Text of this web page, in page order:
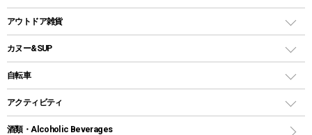
パラソル
テントアクセサリー
ペグ
グランドシート
ガイドロープ
ツール
鉄板、アミ
焚き火台&ストーブ
火起こし
クッカーセット
シェラカップ
クッキングツール
ナイフ
コップ付きタイプ
ワンタッチタイプ
プラスチックボトル
ディズニーボトル
クーラーバッグ
ウォータージャグ
保冷剤
アウトドアキャリー
アウトドア雑貨
バックパック&バッグ
リュック、バックパック
トートバッグ、サコッシュ
ショッピングキャリー
カヌー&SUP
インフレータブル
カヤック
自転車
折りたたみ自転車
スポーツサイクル
アクティビティ
マリン
酒類・Alcoholic Beverages